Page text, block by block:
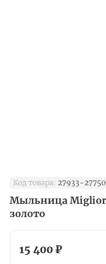
Код товара: 27933-27750
Мыльница
золото
15 400 ₽